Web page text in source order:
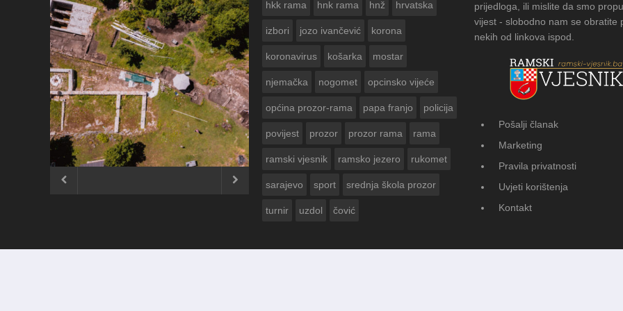
ČESTITKA RAMSKOG VJESNIKA ZA
USKRS 2023. GODINE
FOTOGALERIJA: Čuvanje običaja u
 
hkk rama hnk rama hnž hrvatska
izbori jozo ivančević korona
koronavirus košarka mostar
njemačka nogomet opcinsko vijeće
općina prozor-rama papa franjo policija
povijest prozor prozor rama rama
ramski vjesnik ramsko jezero rukomet
sarajevo sport srednja škola prozor
turnir uzdol čović
prijedloga, ili mislite da smo
vijest - slobodno nam se obratite
nekih od linkova ispod.
Pošalji članak
Marketing
Pravila privatnosti
Uvjeti korištenja
Kontakt